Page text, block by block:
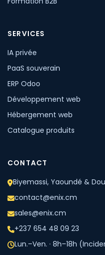
SERVICES
IA privée
PaaS souverain
ERP Odoo
Développement web
Hébergement web
Catalogue produits
CONTACT
Biyemassi, Yaoundé &
contact@enix.cm
sales@enix.cm
+237 654 48 09 23
Lun.–Ven. · 8h–18h